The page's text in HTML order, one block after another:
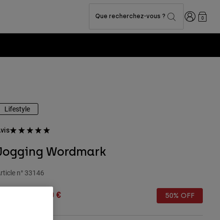
Que recherchez-vous ? Connexion
0
Lifestyle
Wordmark
n° 33146
Price reduced from
45,00 € 50% OFF